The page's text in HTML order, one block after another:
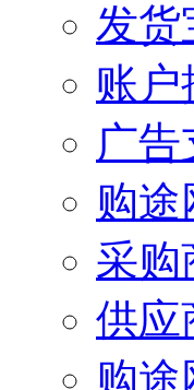
发货
账户
广
购途
采购
供应
购途